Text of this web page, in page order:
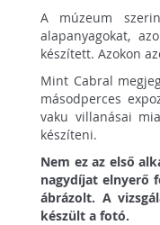
A múzeum
alapanyagokat,
készített. Azokon
Mint Cabral
másodperces
vaku villanásai
készíteni.
Nem ez az első
nagydíjat elnyerő
ábrázolt. A
készült a fotó.